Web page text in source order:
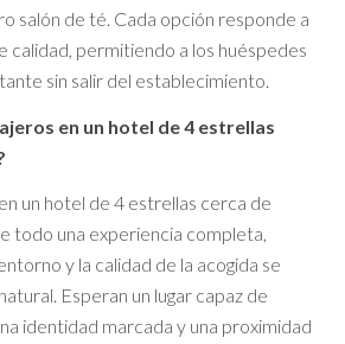
salón de té. Cada opción responde a
calidad, permitiendo a los huéspedes
sin salir del establecimiento.
en un hotel de 4 estrellas
un hotel de 4 estrellas cerca de
todo una experiencia completa,
y la calidad de la acogida se
Esperan un lugar capaz de
identidad marcada y una proximidad